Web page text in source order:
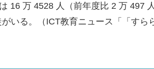
16 万 4528 人（前年度比 2 万 497
いる。（ICT教育ニュース「「す